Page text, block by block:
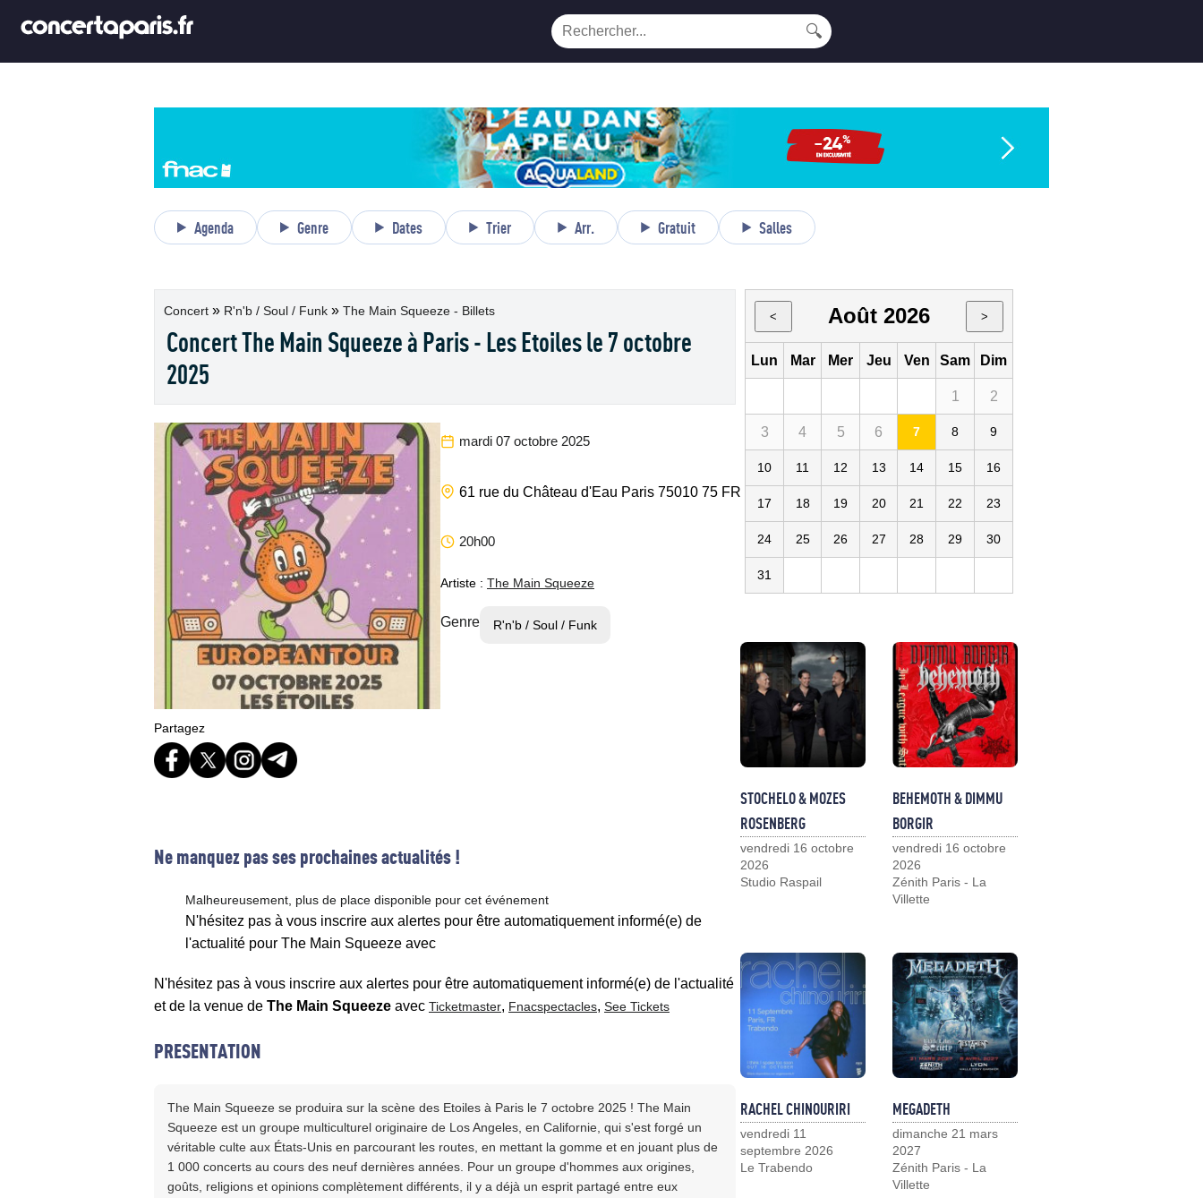
🔍
Agenda Genre Dates Trier Arr. Gratuit Salles
Concert » R'n'b / Soul / Funk » The Main Squeeze - Billets
Concert The Main Squeeze à Paris - Les Etoiles le 7 octobre
2025
mardi 07 octobre 2025
61 rue du Château d'Eau Paris 75010 75 FR Les Etoiles
20h00
Artiste : The Main Squeeze
Genre R'n'b / Soul / Funk
Partagez
Ne manquez pas ses prochaines actualités !
Malheureusement, plus de place disponible pour cet événement
N'hésitez pas à vous inscrire aux alertes pour être automatiquement informé(e) de
l'actualité pour The Main Squeeze avec
N'hésitez pas à vous inscrire aux alertes pour être automatiquement informé(e) de l'actualité
et de la venue de The Main Squeeze avec Ticketmaster, Fnacspectacles, See Tickets
PRESENTATION
The Main Squeeze se produira sur la scène des Etoiles à Paris le 7 octobre 2025 ! The Main
Squeeze est un groupe multiculturel originaire de Los Angeles, en Californie, qui s'est forgé un
véritable culte aux États-Unis en parcourant les routes, en mettant la gomme et en jouant plus de
1 000 concerts au cours des neuf dernières années. Pour un groupe d'hommes aux origines,
goûts, religions et opinions complètement différents, il y a déjà un esprit partagé entre eux
< Août 2026 >
Lun Mar Mer Jeu Ven Sam Dim
1 2
3 4 5 6 7 8 9
10 11 12 13 14 15 16
17 18 19 20 21 22 23
24 25 26 27 28 29 30
31
STOCHELO & MOZES
ROSENBERG
vendredi 16 octobre
2026
Studio Raspail
BEHEMOTH & DIMMU
BORGIR
vendredi 16 octobre
2026
Zénith Paris - La
Villette
RACHEL CHINOURIRI
vendredi 11
septembre 2026
Le Trabendo
MEGADETH
dimanche 21 mars
2027
Zénith Paris - La
Villette